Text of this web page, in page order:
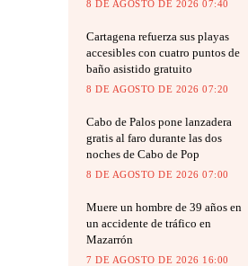
8 DE AGOSTO DE 2026 07:40
Cartagena refuerza sus playas
accesibles con cuatro puntos de
baño asistido gratuito
8 DE AGOSTO DE 2026 07:20
Cabo de Palos pone lanzadera
gratis al faro durante las dos
noches de Cabo de Pop
8 DE AGOSTO DE 2026 07:00
Muere un hombre de 39 años en
un accidente de tráfico en
Mazarrón
7 DE AGOSTO DE 2026 16:00